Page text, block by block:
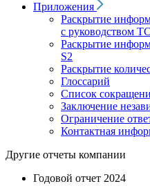
Приложения
Раскрытие
с руководством
Раскрытие
S2
Раскрытие
Глоссарий
Список
Заключение
Ограничение
Контактная
Другие отчеты компании
Годовой отчет 2024